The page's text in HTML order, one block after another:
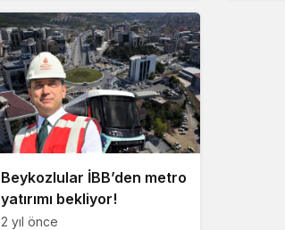
Beykozlular İBB’den metro
yatırımı bekliyor!
2 yıl önce